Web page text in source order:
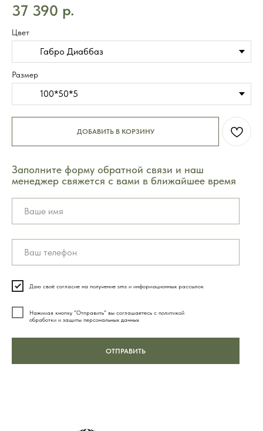
37 390 р.
Цвет
Габро Диаббаз
Размер
100*50*5
ДОБАВИТЬ В КОРЗИНУ
Заполните форму обратной связи и наш
менеджер свяжется с вами в ближайшее время
Даю своё согласие на получение sms и информационных рассылок
Нажимая кнопку ”Отправить” вы соглашаетесь с политикой
обработки и защиты персональных данных
ОТПРАВИТЬ
8 (495) 003-42-92